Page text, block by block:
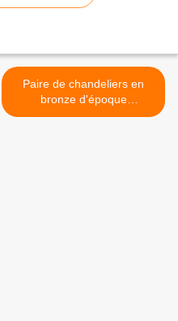
Paire de chandeliers en
bronze d'époque
Restauration >